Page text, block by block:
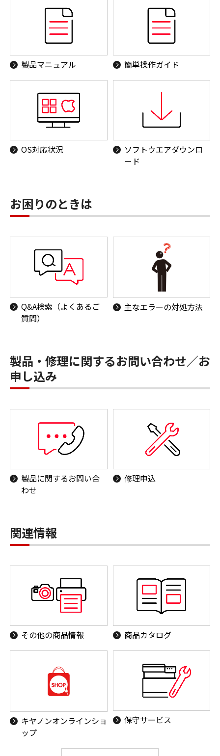
製品マニュアル 簡単操作ガイド
OS対応状況
ソフトウエアダウンロ
ード
お困りのときは
Q&A検索（よくあるご
質問）
主なエラーの対処方法
製品・修理に関するお問い合わせ／お
申し込み
製品に関するお問い合
わせ
修理申込
関連情報
その他の商品情報 商品カタログ
キヤノンオンラインショ
ップ
保守サービス